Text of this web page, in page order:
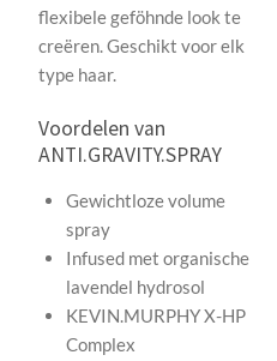
flexibele geföhnde look te
creëren. Geschikt voor elk
type haar.
Voordelen van
ANTI.GRAVITY.SPRAY
Gewichtloze volume
spray
Infused met organische
lavendel hydrosol
KEVIN.MURPHY X-HP
Complex